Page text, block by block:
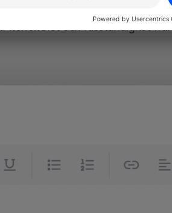
processen genom att hjälpa
korrekthet och fullständighet från